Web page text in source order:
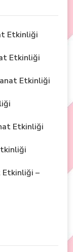
Etkinliği
Etkinliği
Etkinliği
Etkinliği
Etkinliği –